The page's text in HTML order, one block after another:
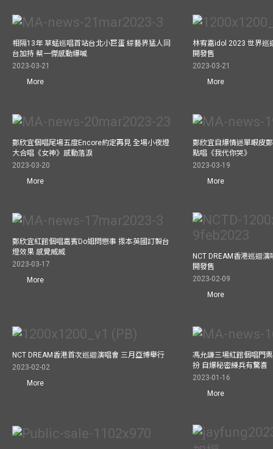
相隔13年 草蜢巡唱首站台北小巨蛋 綜藝界猛人同
台加持 蔡一傑感動爆喊
2023-03-21
More
林宥嘉idol 2023 世界巡
開發售
2023-03-21
More
鄭欣宜個唱尾場五度Encore約定再見 全場小夜燈
大合唱《女神》感動落淚
2023-03-20
More
鄭欣宜自爆情迷單眼皮
點唱《我代你哭》
2023-03-19
More
鄭欣宜紅館個唱嘉賓Do姐問戀事 揼本英國訂製台
燈效果 感覺威威
2023-03-17
More
NCT DREAM香港巡迴
開發售
2023-02-09
More
NCT DREAM香港首次巡迴演唱會 三月亞博舉行
2023-02-02
More
馮允謙三場紅館個唱門
扮 自爆秘密練兵有驚喜
2023-01-16
More